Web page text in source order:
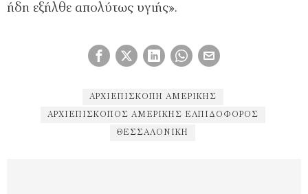
ήδη εξήλθε απολύτως υγιής».
ΑΡΧΙΕΠΙΣΚΟΠΉ ΑΜΕΡΙΚΉΣ
ΑΡΧΙΕΠΊΣΚΟΠΟΣ ΑΜΕΡΙΚΉΣ ΕΛΠΙΔΟΦΌΡΟΣ
ΘΕΣΣΑΛΟΝΊΚΗ